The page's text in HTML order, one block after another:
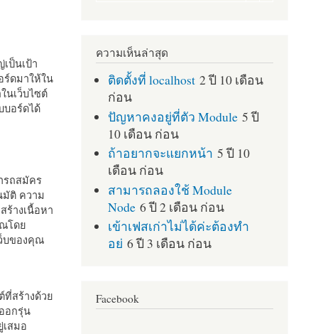
ป็นเป้า
ร์ดมาให้ใน
นเว็บไซต์
บอร์ดได้
รถสมัคร
มัติ ความ
ร้างเนื้อหา
ณโดย
บของคุณ
ที่สร้างด้วย
อกรุ่น
สมอ
ความเห็นล่าสุด
ติดตั้งที่ localhost 2 ปี 10 เดือน
ก่อน
ปัญหาคงอยู่ที่ตัว Module 5 ปี
10 เดือน ก่อน
ถ้าอยากจะแยกหน้า 5 ปี 10
เดือน ก่อน
สามารถลองใช้ Module
Node 6 ปี 2 เดือน ก่อน
เข้าเฟสเก่าไม่ได้ค่ะต้องทำ
อย่ 6 ปี 3 เดือน ก่อน
Facebook